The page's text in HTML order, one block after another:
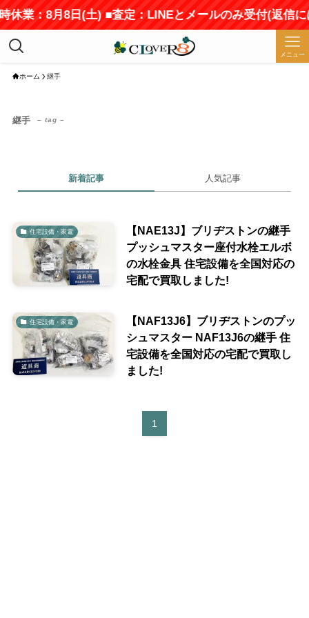
休業：8月8日(土) ■査定：LINEとメールのみ受付(返信に
メニュー
ホーム 継手
継手 – tag –
新着記事 人気記事
住宅設備・家電
【NAE13J】ブリヂストンの継手
プッシュマスター座付水栓エルボ
の水栓金具 住宅設備を全国対応の
宅配で買取しました!
住宅設備・家電
【NAF13J6】ブリヂストンのプッ
シュマスター NAF13J6の継手 住
宅設備を全国対応の宅配で買取し
ました!
1